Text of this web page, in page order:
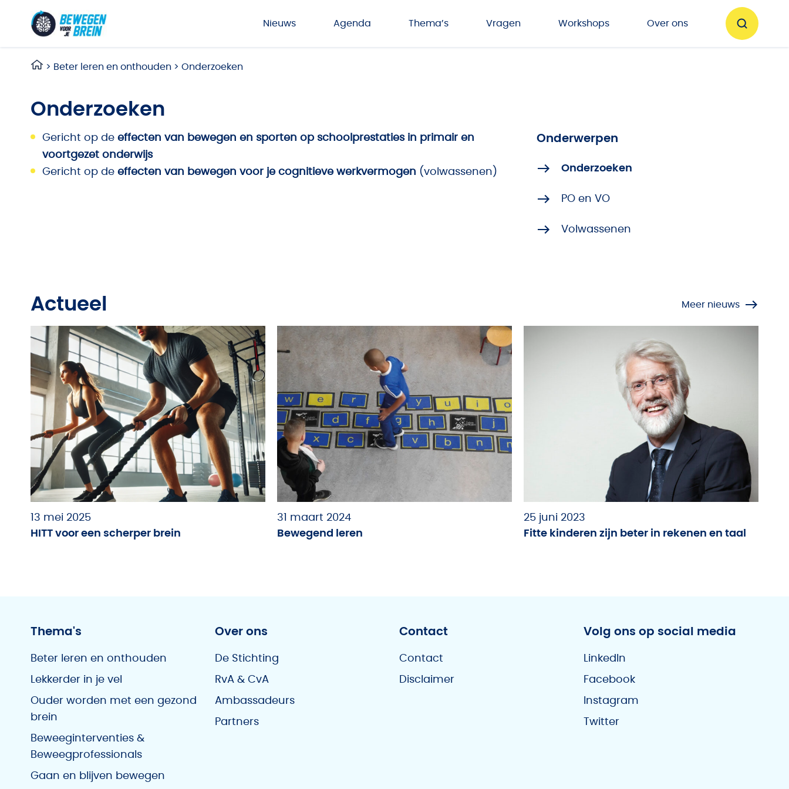
Nieuws
Agenda Thema’s Vragen Workshops Over ons
> Beter leren en onthouden > Onderzoeken
Onderzoeken
Gericht op de effecten van bewegen en sporten op schoolprestaties in primair en
voortgezet onderwijs
Gericht op de effecten van bewegen voor je cognitieve werkvermogen (volwassenen)
Onderwerpen
Onderzoeken
PO en VO
Volwassenen
Actueel Meer nieuws
13 mei 2025
HITT voor een scherper brein
31 maart 2024
Bewegend leren
25 juni 2023
Fitte kinderen zijn beter in rekenen en taal
Thema's
Beter leren en onthouden
Lekkerder in je vel
Ouder worden met een gezond
brein
Beweeginterventies &
Beweegprofessionals
Gaan en blijven bewegen
Over ons
De Stichting
RvA & CvA
Ambassadeurs
Partners
Contact
Contact
Disclaimer
Volg ons op social media
LinkedIn
Facebook
Instagram
Twitter